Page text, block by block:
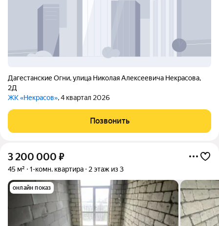
Дагестанские Огни,улица Николая Алексеевича Некрасова,
2Д
ЖК «Некрасов», 4 квартал 2026
Позвонить
3 200 000 ₽
45 м² 1-комн. квартира 2 этаж из 3
онлайн показ